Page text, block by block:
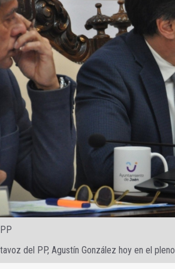
del PP, Agustín González hoy en el